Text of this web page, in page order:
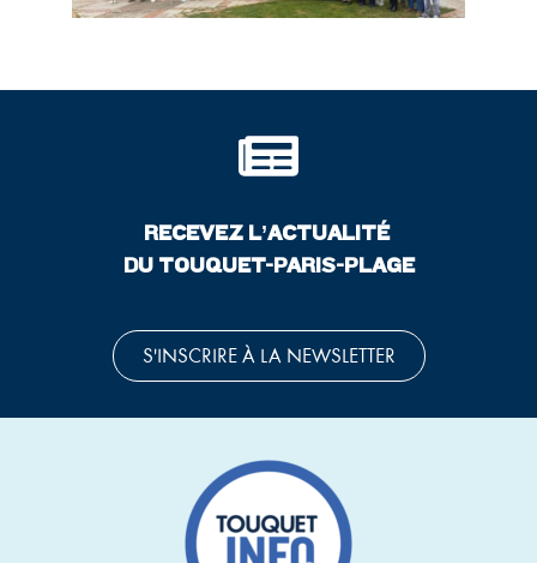
RECEVEZ L’ACTUALITÉ
DU TOUQUET-PARIS-PLAGE
S'INSCRIRE À LA NEWSLETTER